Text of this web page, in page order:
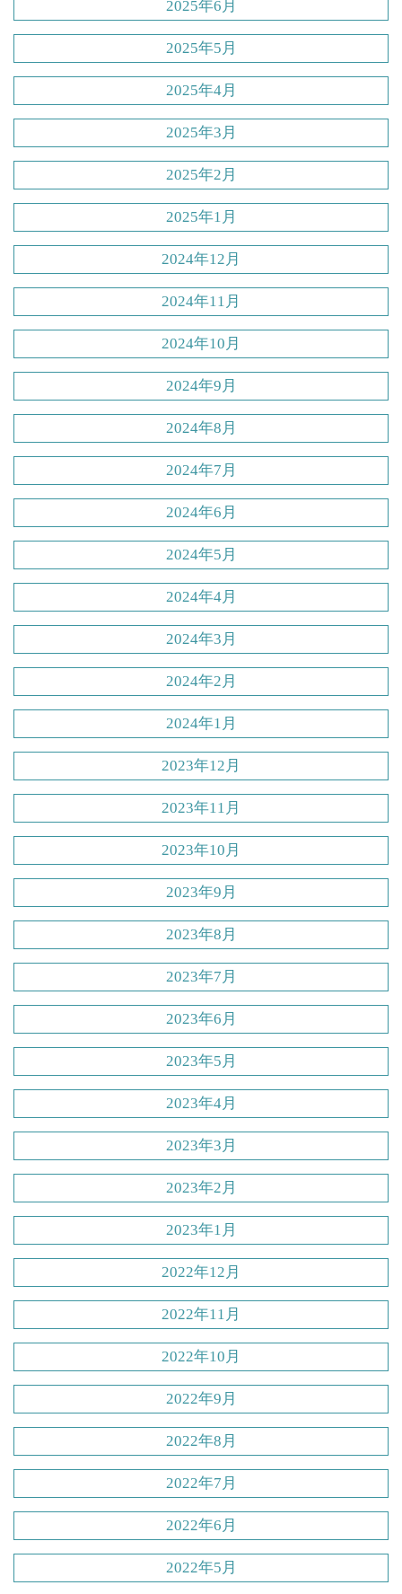
2025年6月
2025年5月
2025年4月
2025年3月
2025年2月
2025年1月
2024年12月
2024年11月
2024年10月
2024年9月
2024年8月
2024年7月
2024年6月
2024年5月
2024年4月
2024年3月
2024年2月
2024年1月
2023年12月
2023年11月
2023年10月
2023年9月
2023年8月
2023年7月
2023年6月
2023年5月
2023年4月
2023年3月
2023年2月
2023年1月
2022年12月
2022年11月
2022年10月
2022年9月
2022年8月
2022年7月
2022年6月
2022年5月